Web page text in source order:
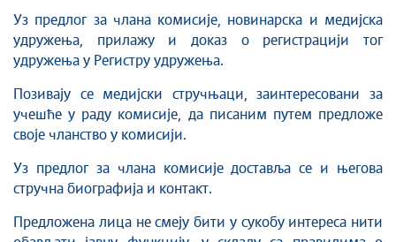
Уз предлог за члана комисије, новинарска и медијска
удружења, прилажу и доказ о регистрацији тог
удружења у Регистру удружења.
Позивају се медијски стручњаци, заинтересовани за
учешће у раду комисије, да писаним путем предложе
своје чланство у комисији.
Уз предлог за члана комисије доставља се и његова
стручна биографија и контакт.
Предложена лица не смеју бити у сукобу интереса нити